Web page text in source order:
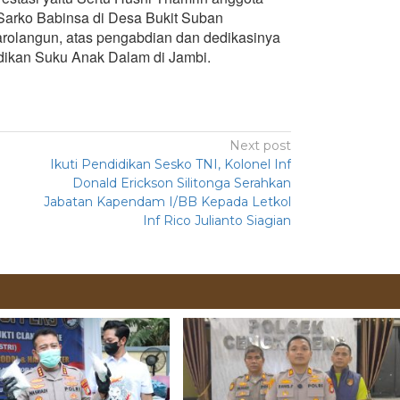
Babinsa di Desa Bukit Suban
atas pengabdian dan dedikasinya
Suku Anak Dalam di Jambi.
Next post
Ikuti Pendidikan Sesko TNI, Kolonel Inf
Donald Erickson Silitonga Serahkan
Jabatan Kapendam I/BB Kepada Letkol
Inf Rico Julianto Siagian